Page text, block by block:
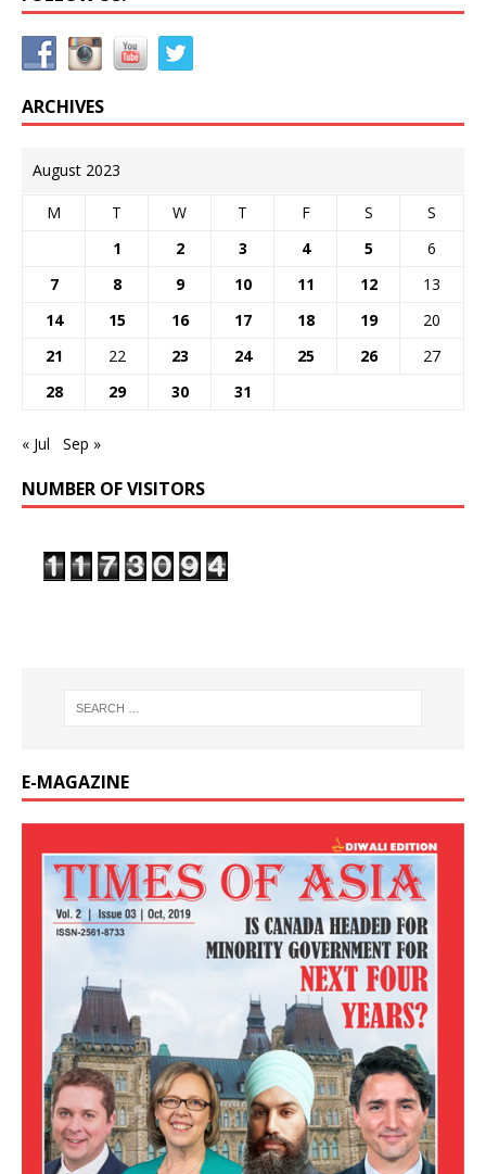
ARCHIVES
August 2023
M T W T F S
S
1
2 3 4 5
6
7
8 9 10 11 12
13
14
15 16 17 18 19
20
21
22 23 24 25 26
27
28
29 30 31
« Jul Sep »
NUMBER OF VISITORS
E-MAGAZINE